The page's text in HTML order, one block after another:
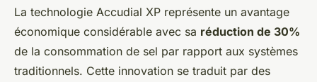
La technologie Accudial XP représente un avantage
économique considérable avec sa réduction de 30%
de la consommation de sel par rapport aux systèmes
traditionnels. Cette innovation se traduit par des